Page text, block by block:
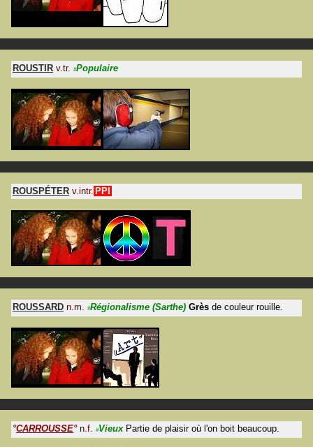
ROUSTIR v.tr. #Populaire
ROUSPÉTER v.intr. PPI
ROUSSARD n.m. #Régionalisme (Sarthe) Grès de couleur rouille.
°CARROUSSE° n.f. #Vieux Partie de plaisir où l'on boit beaucoup.